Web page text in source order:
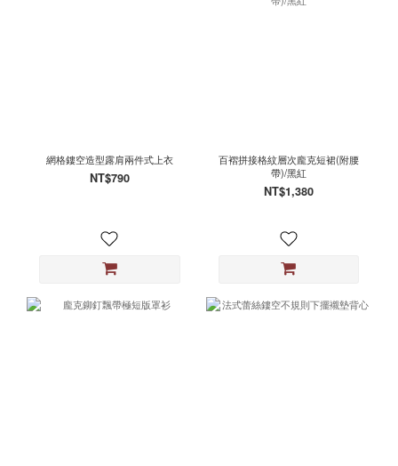
網格鏤空造型露肩兩件式上衣
NT$790
百褶拼接格紋層次龐克短裙(附腰
帶)/黑紅
NT$1,380